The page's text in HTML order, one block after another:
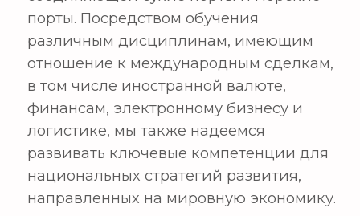
обеспечивающих мировую
конкурентоспособность в
международной логистике.
с глубоким пониманием мировой
экономики и торговли, а также
способностью решать проблемы
посредством конвергентного
мышления.
1-й курс
Принципы управления
Основы гуманитарных наук